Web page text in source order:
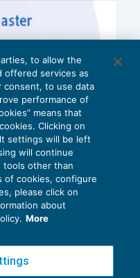
to allow the
offered services as
consent, to use data
performance of
means that
Clicking on
settings will be left
will continue
tools other than
of cookies, configure
please click on
about
More